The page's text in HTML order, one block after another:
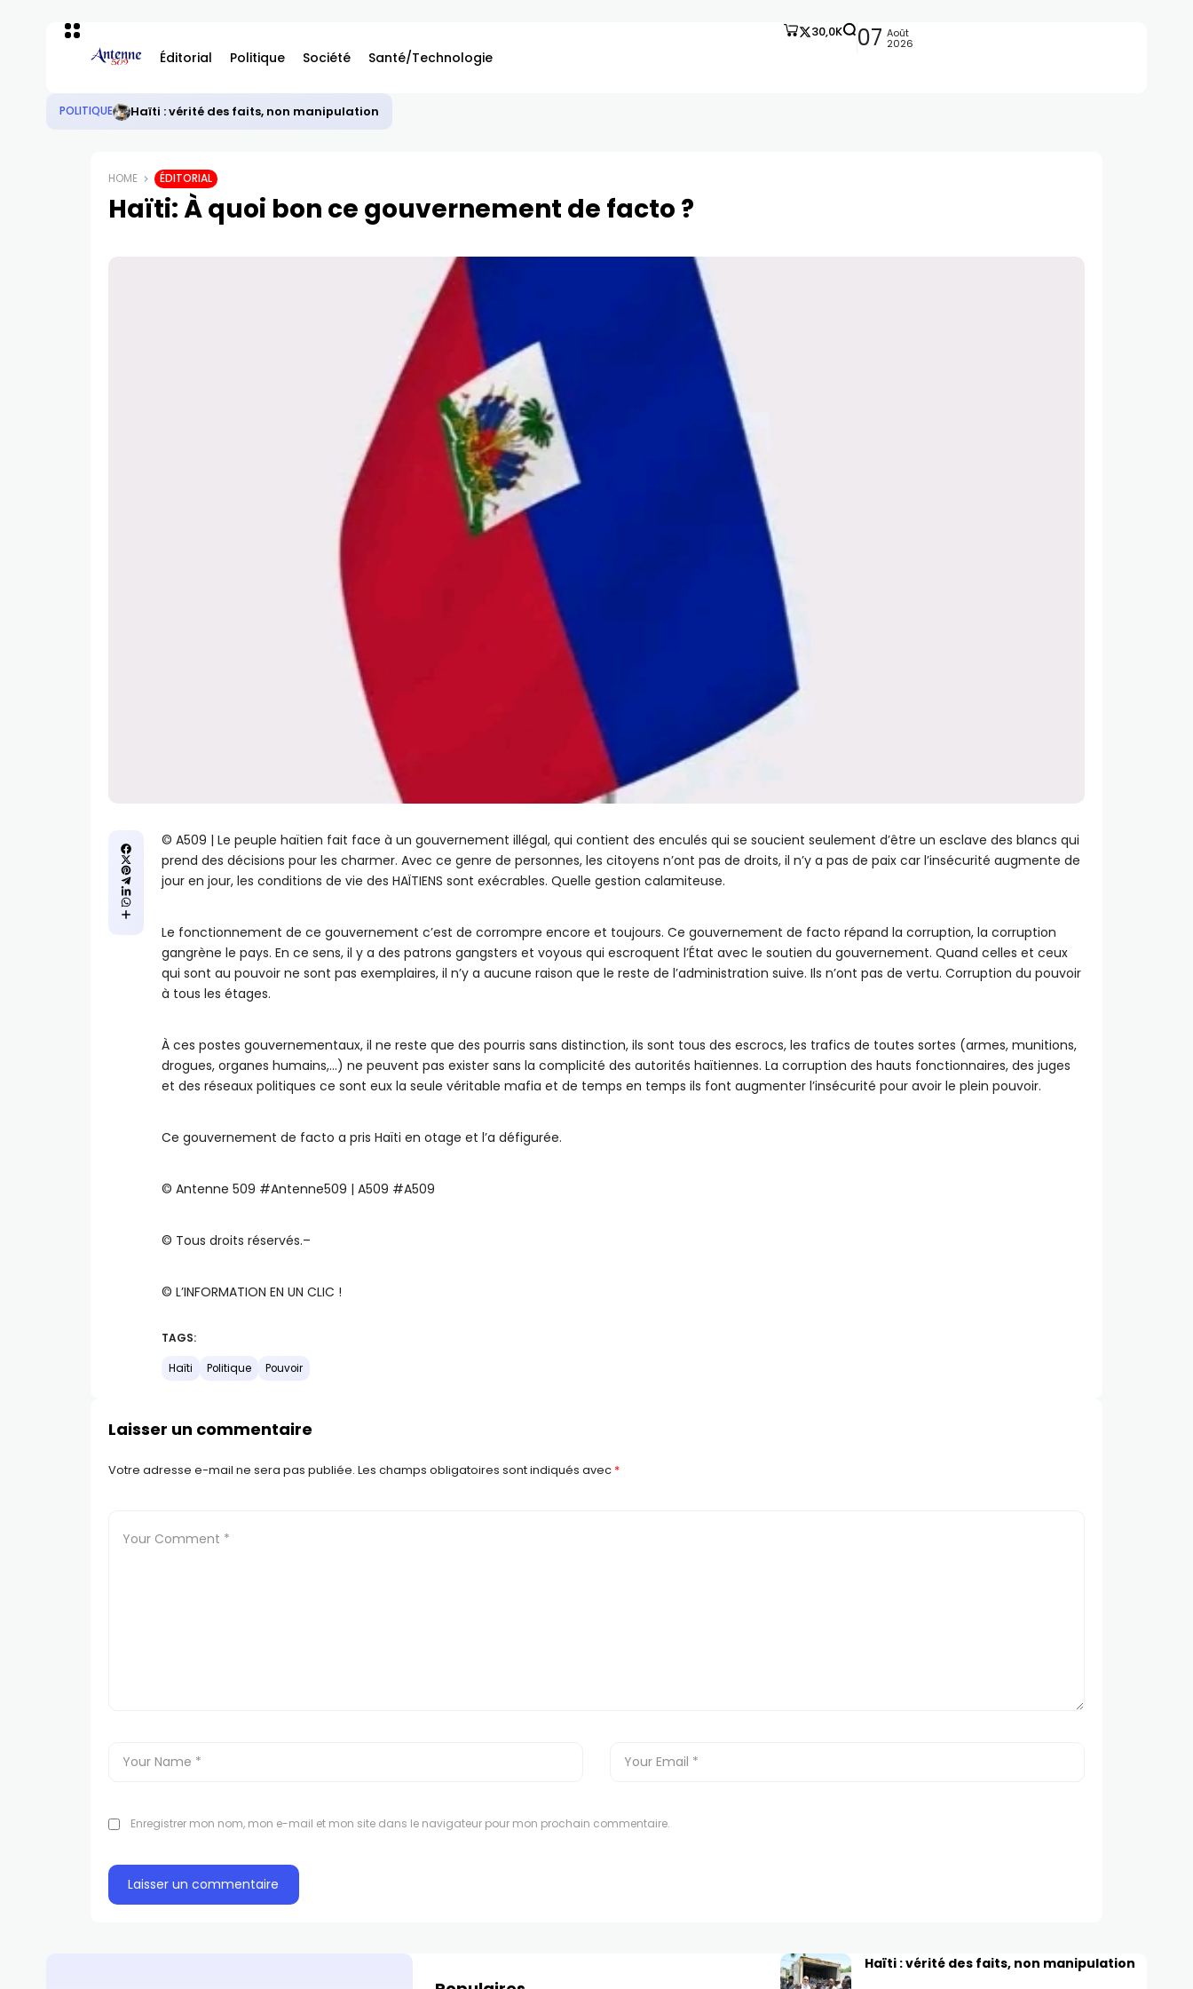
Éditorial Politique Société Santé/Technologie
30,0K 07 Août
2026
POLITIQUE Haïti : vérité des faits, non manipulation
HOME ÉDITORIAL
Haïti: À quoi bon ce gouvernement de facto ?
©️ A509 | Le peuple haïtien fait face à un gouvernement illégal, qui contient des enculés qui se soucient seulement d’être un esclave des blancs qui
prend des décisions pour les charmer. Avec ce genre de personnes, les citoyens n’ont pas de droits, il n’y a pas de paix car l’insécurité augmente de
jour en jour, les conditions de vie des HAÏTIENS sont exécrables. Quelle gestion calamiteuse.
Le fonctionnement de ce gouvernement c’est de corrompre encore et toujours. Ce gouvernement de facto répand la corruption, la corruption
gangrène le pays. En ce sens, il y a des patrons gangsters et voyous qui escroquent l’État avec le soutien du gouvernement. Quand celles et ceux
qui sont au pouvoir ne sont pas exemplaires, il n’y a aucune raison que le reste de l’administration suive. Ils n’ont pas de vertu. Corruption du pouvoir
à tous les étages.
À ces postes gouvernementaux, il ne reste que des pourris sans distinction, ils sont tous des escrocs, les trafics de toutes sortes (armes, munitions,
drogues, organes humains,…) ne peuvent pas exister sans la complicité des autorités haïtiennes. La corruption des hauts fonctionnaires, des juges
et des réseaux politiques ce sont eux la seule véritable mafia et de temps en temps ils font augmenter l’insécurité pour avoir le plein pouvoir.
Ce gouvernement de facto a pris Haïti en otage et l’a défigurée.
©️ Antenne 509 #Antenne509 | A509 #A509
©️ Tous droits réservés.–
©️ L’INFORMATION EN UN CLIC !
TAGS:
Haïti Politique Pouvoir
Laisser un commentaire
Votre adresse e-mail ne sera pas publiée. Les champs obligatoires sont indiqués avec *
Enregistrer mon nom, mon e-mail et mon site dans le navigateur pour mon prochain commentaire.
Haïti : vérité des faits, non manipulation